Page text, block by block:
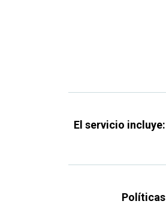
El servicio incluye:
Políticas